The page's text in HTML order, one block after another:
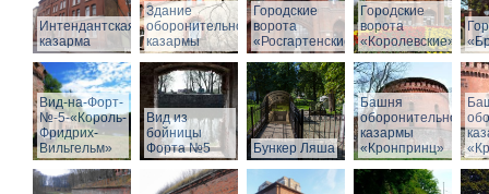
Интендантская
казарма
Здание
оборонительной
казармы
Городские
ворота
«Росгартенские»
Городские
ворота
«Королевские»
Вид-на-Форт-
№-5-«Король-
Фридрих-
Вильгельм»
Вид из
бойницы
Форта №5
Бункер Ляша
Башня
оборонительной
казармы
«Кронпринц»